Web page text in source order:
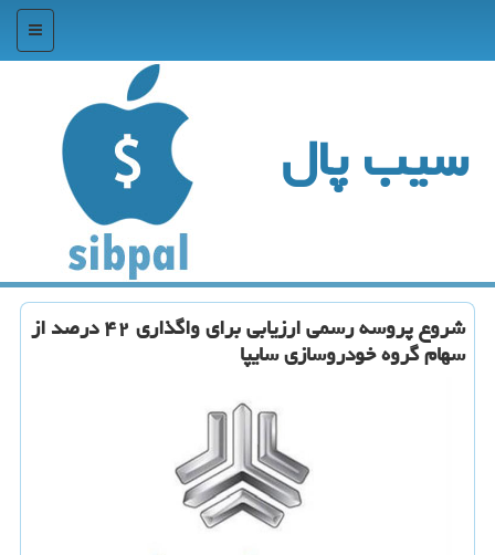
منو
سیب پال
شروع پروسه رسمی ارزیابی برای واگذاری ۴۲ درصد از
سهام گروه خودروسازی سایپا